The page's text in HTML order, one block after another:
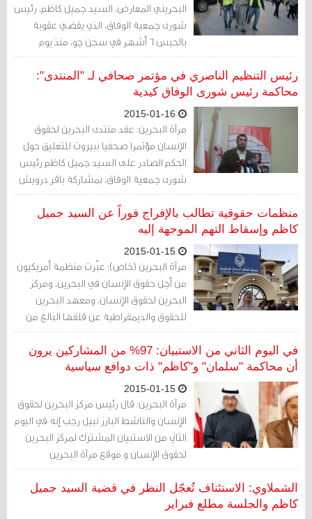
البحريني المعارض، السيد جميل كاظم، رئيس
شورى جمعية الوفاق، الذي يقضي عقوبة
بالحبس 6 أشهر في سجن جو، منذ يوم
الجمعة 16 يناير/ كانون الثاني 2014.
رئيس التنظيم الناصري في مؤتمر صحافي لـ "المنتدى":
محاكمة رئيس شورى الوفاق كيدية
مرآة البحرين: عقد منتدى البحرين لحقوق
الإنسان مؤتمرا صحفيا ببيروت للتعليق حول
الحكم الصادر على السيد جميل كاظم رئيس
شورى جمعية الوفاق، بمشاركة باقر درويش
المسؤول الإعلامي في المنتدى، وسمير
شركس رئيس التنظيم القومي الناصري في
لبنان، ومحمد طي الأستاذ في القانون الدولي،
بحضور وسائل الإعلام.
منظمات حقوقية تطالب بالإفراج فوراً عن السيد جميل
كاظم وإسقاط التهم الموجهة إليه
مرآة البحرين (خاص): عبّرت منظمة أمريكيون
من أجل حقوق الإنسان في البحرين، ومركز
البحرين لحقوق الإنسان، ومعهد البحرين
للحقوق والديمقراطية عن قلقها البالغ من
التهم ذات الدوافع السياسية التي وُجهت
لرئيس شورى "الوفاق"في اليوم الثاني من الاستبيان: 97% من المشاركين يرون
أن محاكمة "سلمان" و"كاظم" ذات دوافع سياسية
مرآة البحرين: قال رئيس مركز البحرين لحقوق
الإنسان والناشط البارز نبيل رجب إنه في اليوم
الثاني من الاستبيان المشترك لمركز البحرين
لحقوق الإنسان و موقع مرآة البحرين
الشملاوي: الاستئناف تُعجّل النظر في قضية السيد جميل
كاظم والجلسة مطلع فبراير